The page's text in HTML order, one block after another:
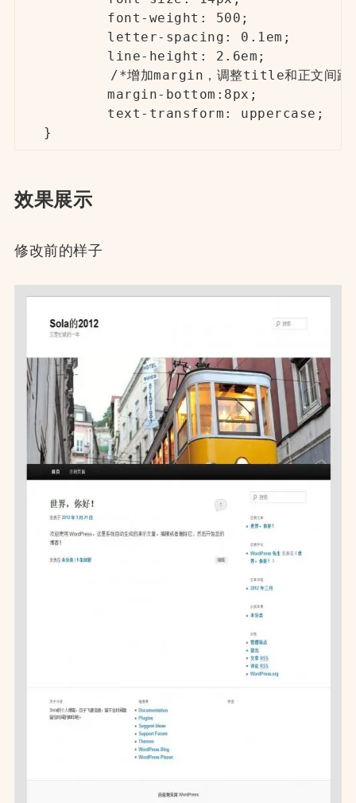
/*增加margin，调整title和正文间距
}
效果展示
修改前的样子